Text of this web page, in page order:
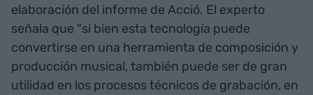
elaboración del informe de Acció. El experto
señala que "si bien esta tecnología puede
convertirse en una herramienta de composición y
producción musical, también puede ser de gran
utilidad en los procesos técnicos de grabación, en